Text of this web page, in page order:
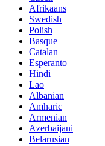
Afrikaans
Swedish
Polish
Basque
Catalan
Esperanto
Hindi
Lao
Albanian
Amharic
Armenian
Azerbaijani
Belarusian